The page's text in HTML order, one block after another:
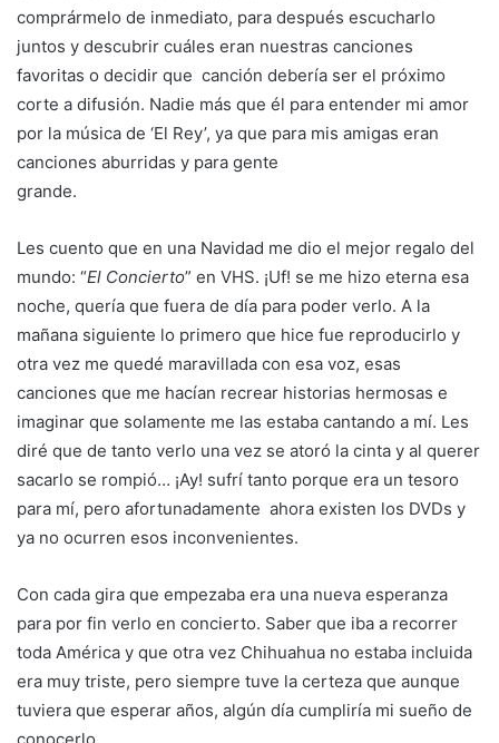
comprármelo de inmediato, para después escucharlo
juntos y descubrir cuáles eran nuestras canciones
favoritas o decidir que canción debería ser el próximo
corte a difusión. Nadie más que él para entender mi amor
por la música de ‘El Rey’, ya que para mis amigas eran
canciones aburridas y para gente
grande.
Les cuento que en una Navidad me dio el mejor regalo del
mundo: “El Concierto” en VHS. ¡Uf! se me hizo eterna esa
noche, quería que fuera de día para poder verlo. A la
mañana siguiente lo primero que hice fue reproducirlo y
otra vez me quedé maravillada con esa voz, esas
canciones que me hacían recrear historias hermosas e
imaginar que solamente me las estaba cantando a mí. Les
diré que de tanto verlo una vez se atoró la cinta y al querer
sacarlo se rompió… ¡Ay! sufrí tanto porque era un tesoro
para mí, pero afortunadamente ahora existen los DVDs y
ya no ocurren esos inconvenientes.
Con cada gira que empezaba era una nueva esperanza
para por fin verlo en concierto. Saber que iba a recorrer
toda América y que otra vez Chihuahua no estaba incluida
era muy triste, pero siempre tuve la certeza que aunque
tuviera que esperar años, algún día cumpliría mi sueño de